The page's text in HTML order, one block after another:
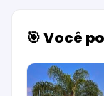
🎯 Você